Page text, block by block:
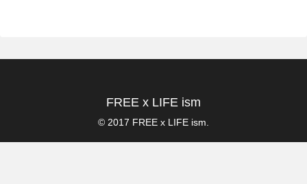
FREE x LIFE ism
© 2017 FREE x LIFE ism.